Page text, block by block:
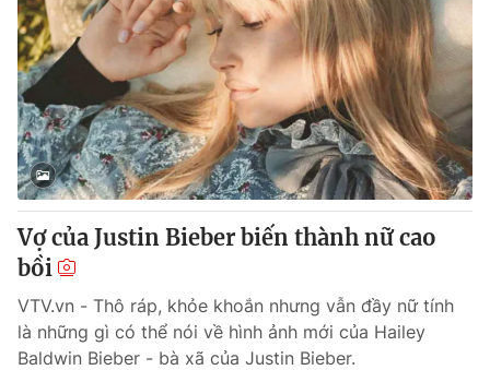
Vợ của Justin Bieber biến thành nữ cao
bồi
VTV.vn - Thô ráp, khỏe khoắn nhưng vẫn đầy nữ tính
là những gì có thể nói về hình ảnh mới của Hailey
Baldwin Bieber - bà xã của Justin Bieber.